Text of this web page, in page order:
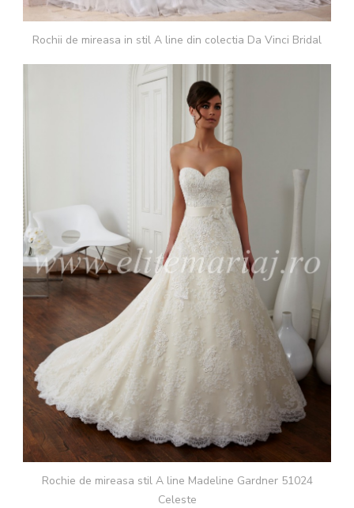
Rochii de mireasa in stil A line din colectia Da Vinci Bridal
Rochie de mireasa stil A line Madeline Gardner 51024
Celeste